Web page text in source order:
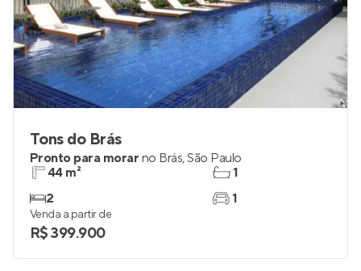
Tons do Brás
Pronto para morar no Brás,São Paulo
44 m²
2
1
1
Venda a partir de
R$ 399.900